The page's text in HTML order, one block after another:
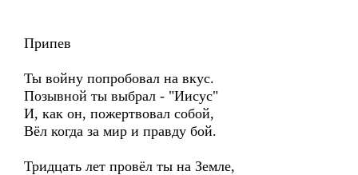
Припев
Ты войну попробовал на вкус.
Позывной ты выбрал - "Иисус"
И, как он, пожертвовал собой,
Вёл когда за мир и правду бой.
Тридцать лет провёл ты на Земле,